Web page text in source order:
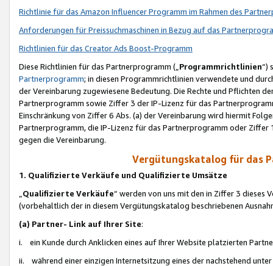
Richtlinie für das Amazon Influencer Programm im Rahmen des
Anforderungen für Preissuchmaschinen in Bezug auf das
Richtlinien für das Creator Ads Boost-Programm
Diese Richtlinien für das Partnerprogramm („Programmrichtlinien“)
Partnerprogramm; in diesen Programmrichtlinien verwendete und
der Vereinbarung zugewiesene Bedeutung. Die Rechte und Pflichten
Partnerprogramm sowie Ziffer 3 der IP-Lizenz für das
Einschränkung von Ziffer 6 Abs. (a) der Vereinbarung wird hiermit
Partnerprogramm, die IP-Lizenz für das Partnerprogramm oder
gegen die Vereinbarung.
Vergütungskatalog für das
1. Qualifizierte Verkäufe und Qualifizierte Umsätze
Qualifizierte Verkäufe“ werden von uns mit den in Ziffer 3
(vorbehaltlich der in diesem Vergütungskatalog beschriebenen
(a) Partner- Link auf Ihrer Site:
i. ein Kunde durch Anklicken eines auf Ihrer Website platzierten
ii. während einer einzigen Internetsitzung eines der nachstehend